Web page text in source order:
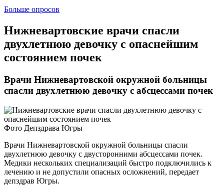
Больше опросов
Нижневартовские врачи спасли
двухлетнюю девочку с опаснейшим
состоянием почек
Врачи Нижневартовской окружной больницы
спасли двухлетнюю девочку с абсцессами почек
Фото Депздрава Югры
Врачи Нижневартовской окружной больницы спасли
двухлетнюю девочку с двусторонними абсцессами почек.
Медики нескольких специализаций быстро подключились к
лечению и не допустили опасных осложнений, передает
депздрав Югры.